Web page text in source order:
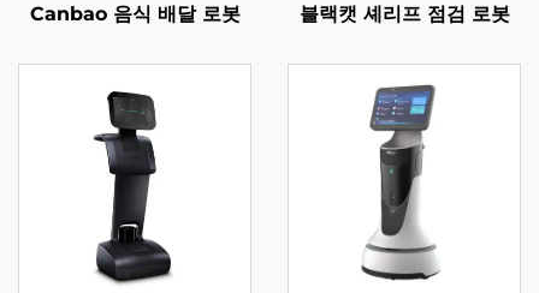
Canbao 음식 배달 로봇 블랙캣 셰리프 점검 로봇